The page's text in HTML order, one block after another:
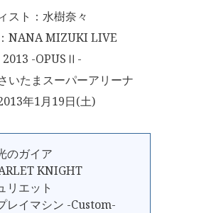
スト：水樹奈々
NANA MIZUKI LIVE
2013 -OPUSⅡ-
いたまスーパーアリーナ
年1月19日(土)
のガイア
KNIGHT
リエット
レイマシン -Custom-